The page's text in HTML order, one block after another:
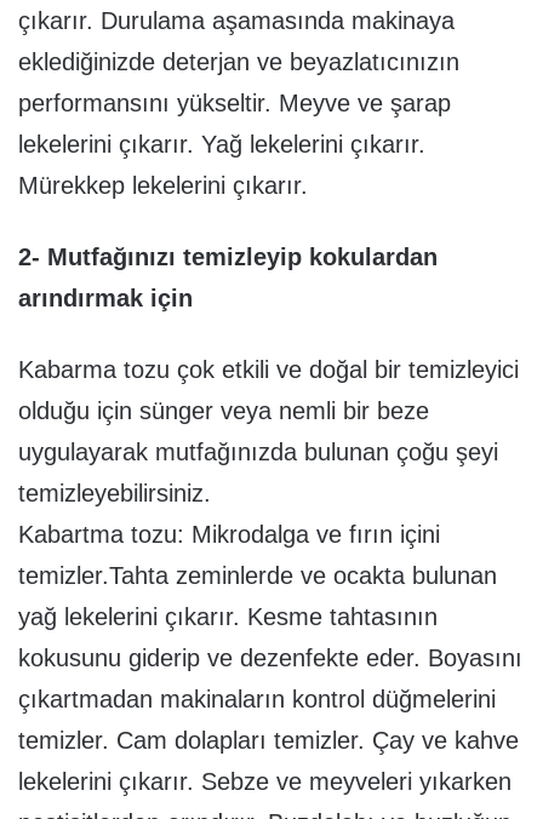
çıkarır. Durulama aşamasında makinaya
eklediğinizde deterjan ve beyazlatıcınızın
performansını yükseltir. Meyve ve şarap
lekelerini çıkarır. Yağ lekelerini çıkarır.
Mürekkep lekelerini çıkarır.
2- Mutfağınızı temizleyip kokulardan
arındırmak için
Kabarma tozu çok etkili ve doğal bir temizleyici
olduğu için sünger veya nemli bir beze
uygulayarak mutfağınızda bulunan çoğu şeyi
temizleyebilirsiniz.
Kabartma tozu: Mikrodalga ve fırın içini
temizler.Tahta zeminlerde ve ocakta bulunan
yağ lekelerini çıkarır. Kesme tahtasının
kokusunu giderip ve dezenfekte eder. Boyasını
çıkartmadan makinaların kontrol düğmelerini
temizler. Cam dolapları temizler. Çay ve kahve
lekelerini çıkarır. Sebze ve meyveleri yıkarken